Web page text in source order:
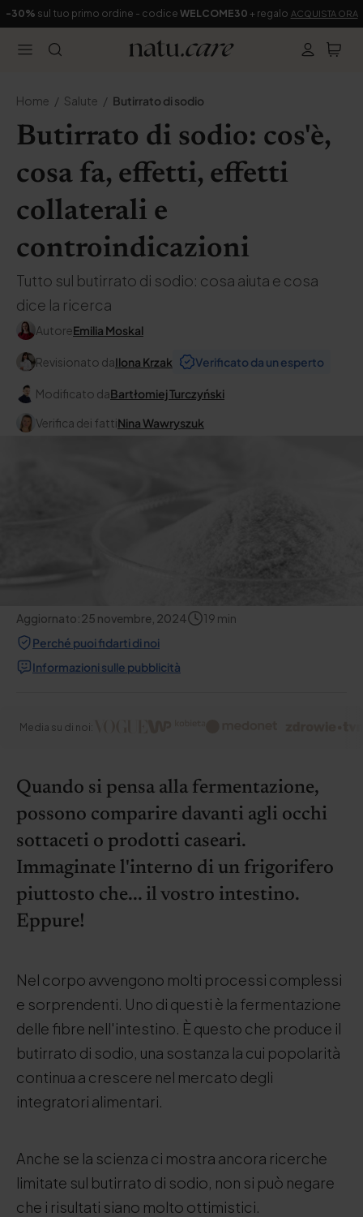
-30% sul tuo primo ordine - codice WELCOME30 + regalo ACQUISTA ORA
Home Salute Butirrato di sodio
Butirrato di sodio: cos'è,
cosa fa, effetti, effetti
collaterali e
controindicazioni
Tutto sul butirrato di sodio: cosa aiuta e cosa
dice la ricerca
AutoreEmilia Moskal
Revisionato daIlona Krzak Verificato da un esperto
Modificato daBartłomiej Turczyński
Verifica dei fattiNina Wawryszuk
Aggiornato:25 novembre, 2024 19 min
Perché puoi fidarti di noi
Informazioni sulle pubblicità
Media su di noi:
Quando si pensa alla fermentazione,
possono comparire davanti agli occhi
sottaceti o prodotti caseari.
Immaginate l'interno di un frigorifero
piuttosto che... il vostro intestino.
Eppure!
Nel corpo avvengono molti processi complessi
e sorprendenti. Uno di questi è la fermentazione
delle fibre nell'intestino. È questo che produce il
butirrato di sodio, una sostanza la cui popolarità
continua a crescere nel mercato degli
integratori alimentari.
Anche se la scienza ci mostra ancora ricerche
limitate sul butirrato di sodio, non si può negare
che i risultati siano molto ottimistici.